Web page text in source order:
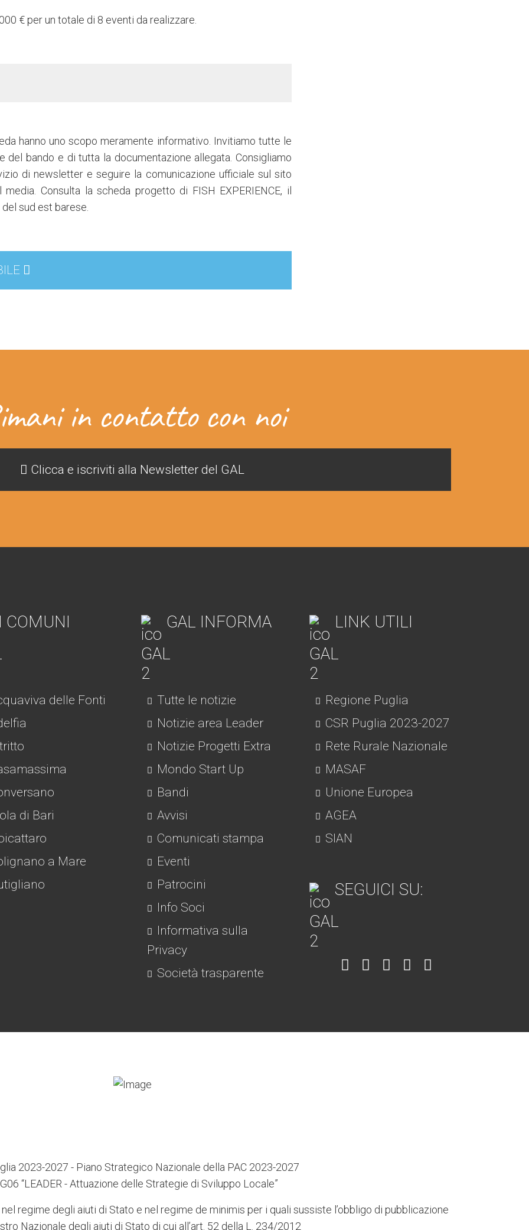
€ per un totale di 8 eventi da realizzare.
hanno uno scopo meramente informativo. Invitiamo tutte le
del bando e di tutta la documentazione allegata. Consigliamo
di newsletter e seguire la comunicazione ufficiale sul sito
Consulta la scheda progetto di FISH EXPERIENCE, il
sud est barese.
in contatto con noi
Clicca e iscriviti alla Newsletter del GAL
COMUNI
delle Fonti
di Bari
a Mare
GAL INFORMA
Tutte le notizie
Notizie area Leader
Notizie Progetti Extra
Mondo Start Up
Bandi
Avvisi
Comunicati stampa
Eventi
Patrocini
Info Soci
Informativa sulla
Privacy
Società trasparente
LINK UTILI
Regione Puglia
CSR Puglia 2023-2027
Rete Rurale Nazionale
MASAF
Unione Europea
AGEA
SIAN
SEGUICI SU:
Item Item Item Item
2023-2027 - Piano Strategico Nazionale della PAC 2023-2027
“LEADER - Attuazione delle Strategie di Sviluppo Locale”
regime degli aiuti di Stato e nel regime de minimis per i quali sussiste l’obbligo di pubblicazione
Nazionale degli aiuti di Stato di cui all’art. 52 della L. 234/2012